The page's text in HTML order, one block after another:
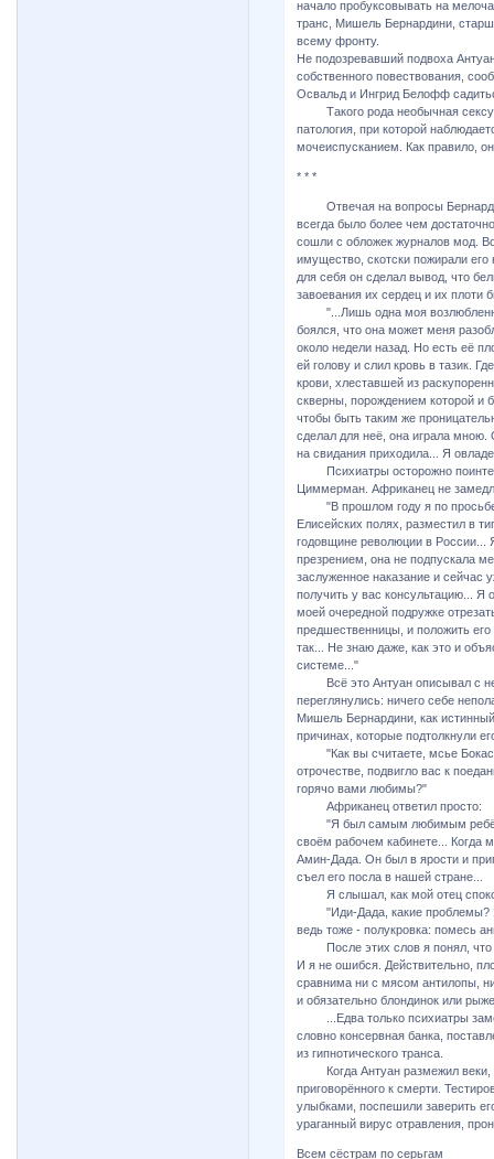
начало пробуксовывать на
транс, Мишель Бернардини,
всему фронту.
Не подозревавший подвоха
собственного повествования,
Освальд и Ингрид Белофф
Такого рода необычная
патология, при которой
мочеиспусканием. Как правило,
* * *
Отвечая на вопросы
всегда было более чем
сошли с обложек журналов мод.
имущество, скотски пожирали
для себя он сделал вывод, что
завоевания их сердец и их плоти
"...Лишь одна моя
боялся, что она может меня
около недели назад. Но есть её
ей голову и слил кровь в тазик.
крови, хлеставшей из
скверны, порождением которой и
чтобы быть таким же
сделал для неё, она играла мною.
на свидания приходила... Я
Психиатры осторожно
Циммерман. Африканец не
"В прошлом году я по просьбе
Елисейских полях, разместил в
годовщине революции в России...
презрением, она не подпускала
заслуженное наказание и сейчас
получить у вас консультацию... Я
моей очередной подружке
предшественницы, и положить его
так... Не знаю даже, как это и
системе..."
Всё это Антуан описывал с
переглянулись: ничего себе
Мишель Бернардини, как
причинах, которые подтолкнули
"Как вы считаете, мсье
отрочестве, подвигло вас к
горячо вами любимы?"
Африканец ответил просто:
"Я был самым любимым
своём рабочем кабинете... Когда
Амин-Дада. Он был в ярости и
съел его посла в нашей стране...
Я слышал, как мой отец
"Иди-Дада, какие проблемы? Я
ведь тоже - полукровка: помесь
После этих слов я понял, что
И я не ошибся. Действительно,
сравнима ни с мясом антилопы,
и обязательно блондинок или
...Едва только психиатры
словно консервная банка,
из гипнотического транса.
Когда Антуан размежил веки, в
приговорённого к смерти.
улыбками, поспешили заверить
ураганный вирус отравления,
Всем сёстрам по серьгам